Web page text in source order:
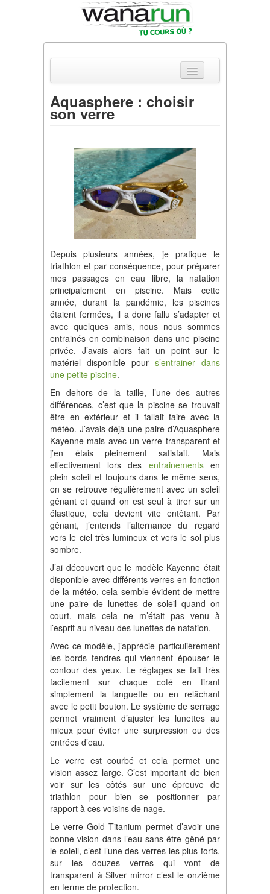
Actualités
Parcours & Courses
Outils & Réseaux
Aquasphere : choisir
son verre
Depuis plusieurs années, je pratique le
triathlon et par conséquence, pour préparer
mes passages en eau libre, la natation
principalement en piscine. Mais cette
année, durant la pandémie, les piscines
étaient fermées, il a donc fallu s’adapter et
avec quelques amis, nous nous sommes
entrainés en combinaison dans une piscine
privée. J’avais alors fait un point sur le
matériel disponible pour s’entrainer dans
une petite piscine.
En dehors de la taille, l’une des autres
différences, c’est que la piscine se trouvait
être en extérieur et il fallait faire avec la
météo. J’avais déjà une paire d’Aquasphere
Kayenne mais avec un verre transparent et
j’en étais pleinement satisfait. Mais
effectivement lors des entrainementsen
plein soleil et toujours dans le même sens,
on se retrouve régulièrement avec un soleil
gênant et quand on est seul à tirer sur un
élastique, cela devient vite entêtant. Par
gênant, j’entends l’alternance du regard
vers le ciel très lumineux et vers le sol plus
sombre.
J’ai découvert que le modèle Kayenne était
disponible avec différents verres en fonction
de la météo, cela semble évident de mettre
une paire de lunettes de soleil quand on
court, mais cela ne m’était pas venu à
l’esprit au niveau des lunettes de natation.
Avec ce modèle, j’apprécie particulièrement
les bords tendres qui viennent épouser le
contour des yeux. Le réglages se fait très
facilement sur chaque coté en tirant
simplement la languette ou en relâchant
avec le petit bouton. Le système de serrage
permet vraiment d’ajuster les lunettes au
mieux pour éviter une surpression ou des
entrées d’eau.
Le verre est courbé et cela permet une
vision assez large. C’est important de bien
voir sur les côtés sur une épreuve de
triathlon pour bien se positionner par
rapport à ces voisins de nage.
Le verre Gold Titanium permet d’avoir une
bonne vision dans l’eau sans être gêné par
le soleil, c’est l’une des verres les plus forts,
sur les douzes verres qui vont de
transparent à Silver mirror c’est le onzième
en terme de protection.